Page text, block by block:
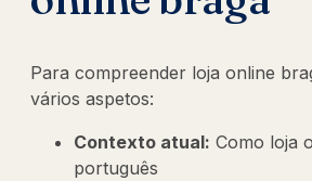
Para compreender loja online
vários aspetos:
Contexto atual: Como loja
português